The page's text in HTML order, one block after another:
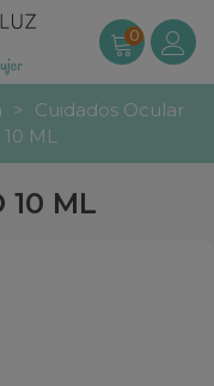
0
>
Cuidados Ocular
ML
10 ML